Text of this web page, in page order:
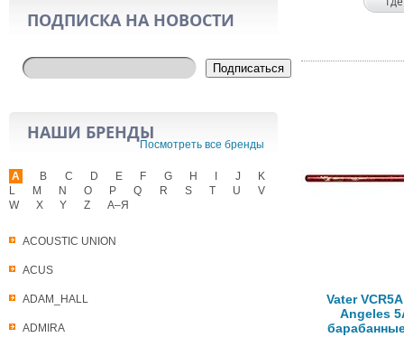
ПОДПИСКА НА НОВОСТИ
Подписаться
НАШИ БРЕНДЫ
Посмотреть все бренды
A
ACOUSTIC UNION
ACUS
ADAM_HALL
ADMIRA
B C D E F G H J
K
L
M N O P Q R S T U
V
W
X Y Z А–Я
Vater
Angeles